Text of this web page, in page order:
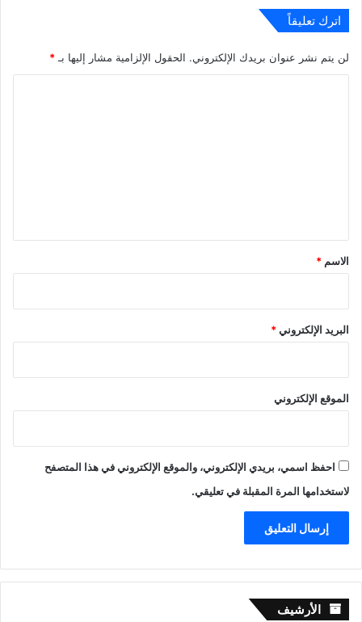
اترك تعليقاً
لن يتم نشر عنوان بريدك الإلكتروني. الحقول الإلزامية مشار إليها بـ *
*
الاسم *
البريد الإلكتروني*
الموقع الإلكتروني
احفظ اسمي، بريدي الإلكتروني، والموقع الإلكتروني في هذا المتصفح
لاستخدامها المرة المقبلة في تعليقي.
الأرشيف الأرشيف